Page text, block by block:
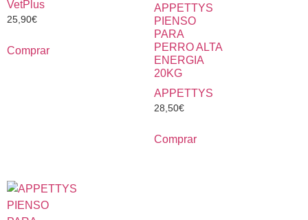
VetPlus
25,90€
Comprar
APPETTYS
PIENSO
PARA
PERRO ALTA
ENERGIA
20KG
APPETTYS
28,50€
Comprar